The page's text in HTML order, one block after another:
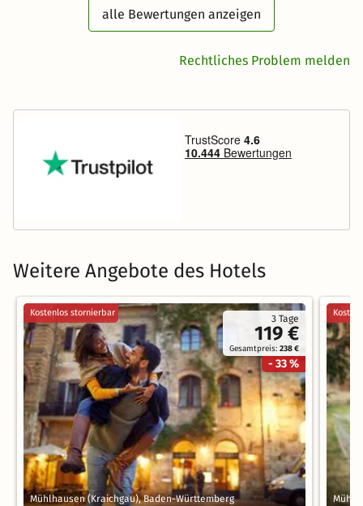
alle Bewertungen anzeigen
Rechtliches Problem melden
Weitere Angebote des Hotels
3 Tage
119 €
Gesamtpreis:238 €
- 33 %
Kostenlos stornierbar
Mühlhausen (Kraichgau), Baden-Württemberg